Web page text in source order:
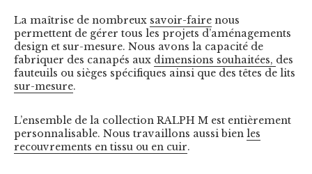
La maîtrise de nombreux savoir-faire nous
permettent de gérer tous les projets d’aménagements
design et sur-mesure. Nous avons la capacité de
fabriquer des canapés aux dimensions souhaitées, des
fauteuils ou sièges spécifiques ainsi que des têtes de lits
sur-mesure.
L’ensemble de la collection RALPH M est entièrement
personnalisable. Nous travaillons aussi bien les
recouvrements en tissu ou en cuir.